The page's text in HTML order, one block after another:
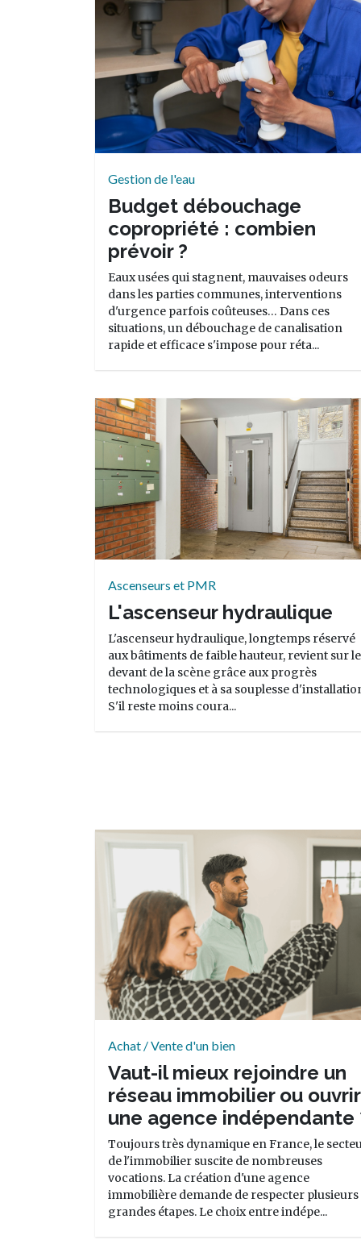
Gestion de l'eau
Budget débouchage
copropriété : combien
prévoir ?
Eaux usées qui stagnent, mauvaises odeurs
dans les parties communes, interventions
d'urgence parfois coûteuses… Dans ces
situations, un débouchage de canalisation
rapide et efficace s'impose pour réta...
Ascenseurs et PMR
L'ascenseur hydraulique
L'ascenseur hydraulique, longtemps réservé
aux bâtiments de faible hauteur, revient sur le
devant de la scène grâce aux progrès
technologiques et à sa souplesse
S'il reste moins coura...
Achat / Vente d'un bien
Vaut-il mieux rejoindre un
réseau immobilier ou ouvrir
une agence indépendante
Toujours très dynamique en France, le
de l'immobilier suscite de nombreuses
vocations. La création d'une agence
immobilière demande de respecter plusieurs
grandes étapes. Le choix entre indépe...